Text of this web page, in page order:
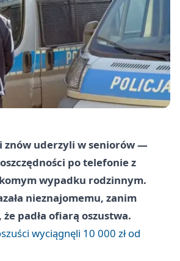
znów uderzyli w seniorów —
po telefonie z
wypadku rodzinnym.
nieznajomemu, zanim
padła ofiarą oszustwa.
wyciągnęli 10 000 zł od